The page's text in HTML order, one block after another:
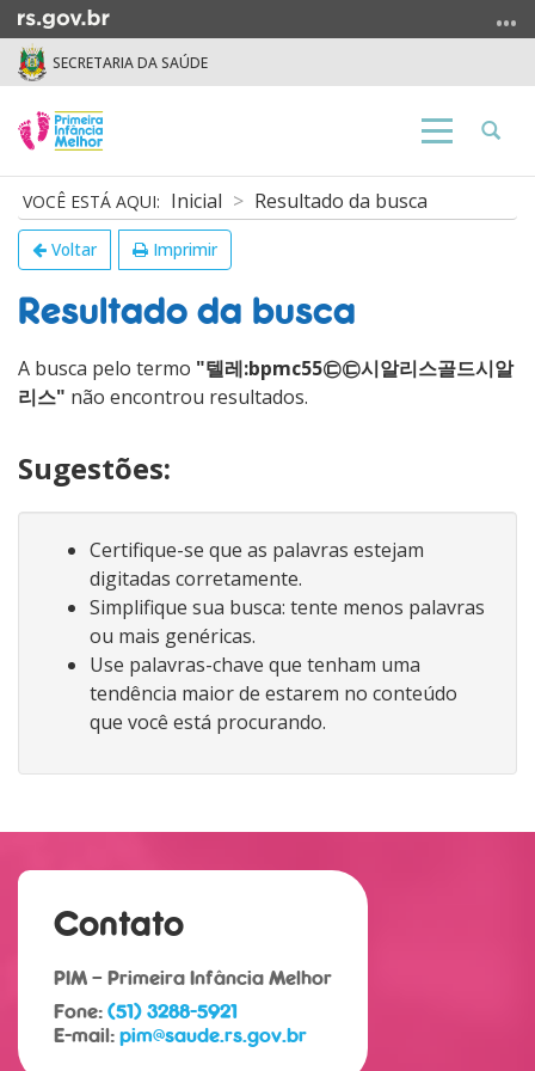
para
para
o
menu
para
busca
SECRETARIA DA SAÚDE
Alterna
Abrir
Início
do
conteúdo
Inicial Resultado da busca
Voltar Imprimir
Resultado da busca
A busca pelo termo "텔레:bpmc55㉢㉢시알리스골드시알
리스" não encontrou resultados.
Sugestões:
Certifique-se que as palavras estejam
digitadas corretamente.
Simplifique sua busca: tente menos palavras
ou mais genéricas.
Use palavras-chave que tenham uma
tendência maior de estarem no conteúdo
que você está procurando.
Contato
PIM – Primeira Infância Melhor
Fone: (51) 3288-5921
E-mail: pim@saude.rs.gov.br